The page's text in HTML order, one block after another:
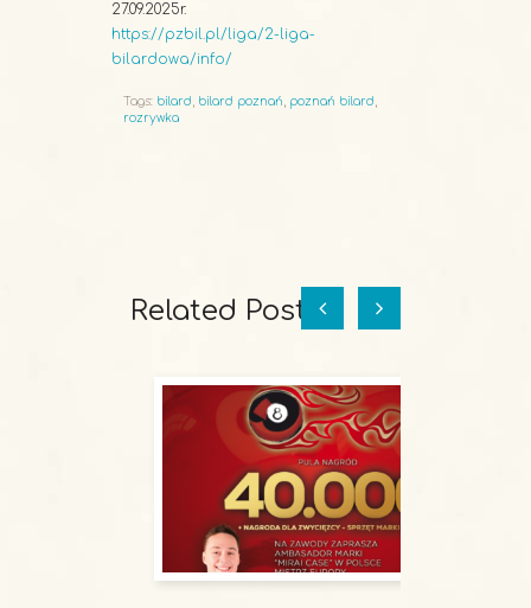
27.09.2025r.
https://pzbil.pl/liga/2-liga-
bilardowa/info/
Tags: bilard bilard poznań poznań bilard
rozrywka
Related Posts